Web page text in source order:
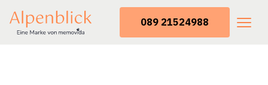
089 21524988